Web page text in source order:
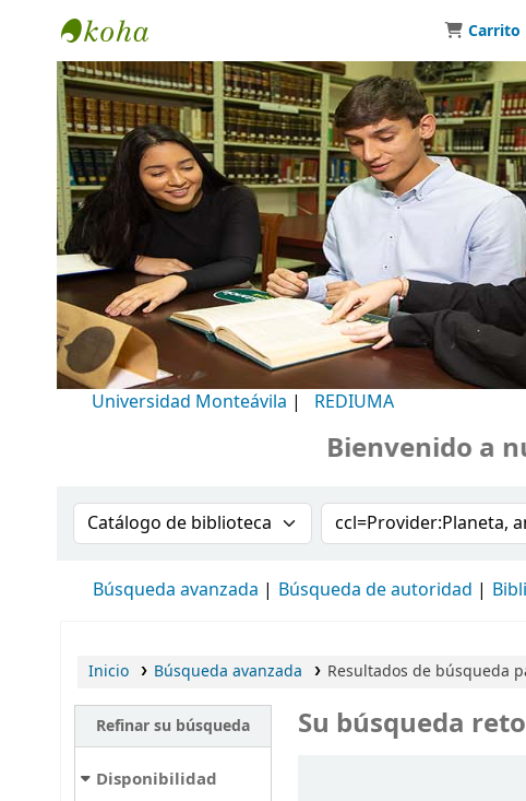
Biblioteca Universidad Monteávila
Carrito
Universidad Monteávila | REDIUMA
Bienvenido a
Buscar en el catálogo por:Buscar en el
Búsqueda avanzada Búsqueda de autoridad
Inicio Búsqueda avanzada Resultados de búsqueda
Refinar su búsqueda
Disponibilidad
Su búsqueda